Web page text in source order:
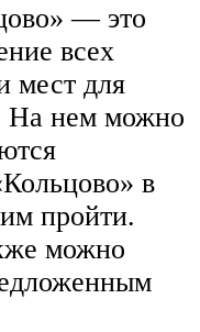
— это
всех
мест для
На нем можно
в
пройти.
можно